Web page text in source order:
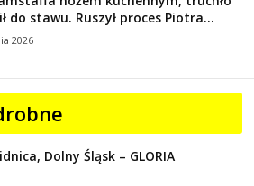
do stawu. Ruszył proces Piotra...
2026
Dolny Śląsk – GLORIA